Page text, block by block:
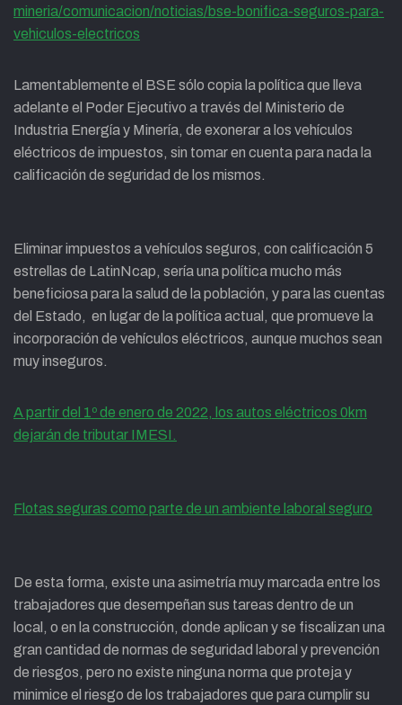
mineria/comunicacion/noticias/bse-bonifica-seguros-para-
vehiculos-electricos
Lamentablemente el BSE sólo copia la política que lleva
adelante el Poder Ejecutivo a través del Ministerio de
Industria Energía y Minería, de exonerar a los vehículos
eléctricos de impuestos, sin tomar en cuenta para nada la
calificación de seguridad de los mismos.
Eliminar impuestos a vehículos seguros, con calificación 5
estrellas de LatinNcap, sería una política mucho más
beneficiosa para la salud de la población, y para las cuentas
del Estado, en lugar de la política actual, que promueve la
incorporación de vehículos eléctricos, aunque muchos sean
muy inseguros.
A partir del 1º de enero de 2022, los autos eléctricos 0km
dejarán de tributar IMESI.
Flotas seguras como parte de un ambiente laboral seguro
De esta forma, existe una asimetría muy marcada entre los
trabajadores que desempeñan sus tareas dentro de un
local, o en la construcción, donde aplican y se fiscalizan una
gran cantidad de normas de seguridad laboral y prevención
de riesgos, pero no existe ninguna norma que proteja y
minimice el riesgo de los trabajadores que para cumplir su